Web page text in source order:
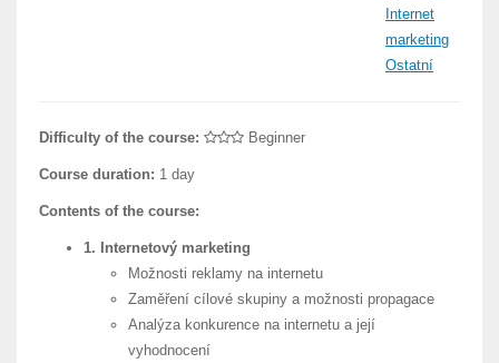
Internet
marketing
Ostatní
Difficulty of the course: Beginner
Course duration: 1 day
Contents of the course:
1. Internetový marketing
Možnosti reklamy na internetu
Zaměření cílové skupiny a možnosti propagace
Analýza konkurence na internetu a její
vyhodnocení